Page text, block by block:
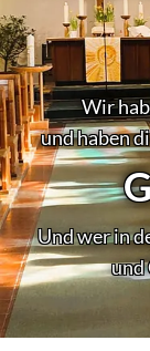
Wir
und haben
Und wer in
und